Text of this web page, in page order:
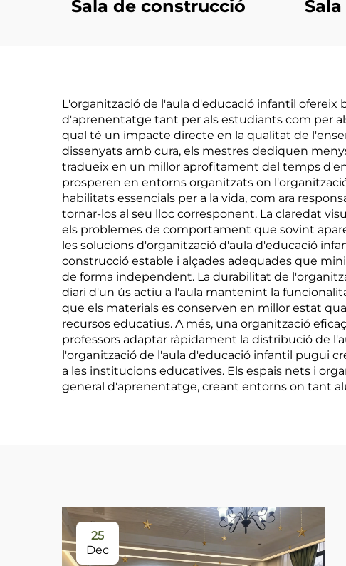
Sala de construcció
L'organització de l'aula d'educació infantil
d'aprenentatge tant per als estudiants com per
qual té un impacte directe en la qualitat de
dissenyats amb cura, els mestres dediquen
tradueix en un millor aprofitament del temps
prosperen en entorns organitzats on
habilitats essencials per a la vida, com ara
tornar-los al seu lloc corresponent. La claredat
els problemes de comportament que sovint
les solucions d'organització d'aula d'educació
construcció estable i alçades adequades que
de forma independent. La durabilitat de
diari d'un ús actiu a l'aula mantenint la
que els materials es conserven en millor estat
recursos educatius. A més, una organització
professors adaptar ràpidament la distribució de
l'organització de l'aula d'educació infantil pugui
a les institucions educatives. Els espais nets i
general d'aprenentatge, creant entorns on tant
25
Dec